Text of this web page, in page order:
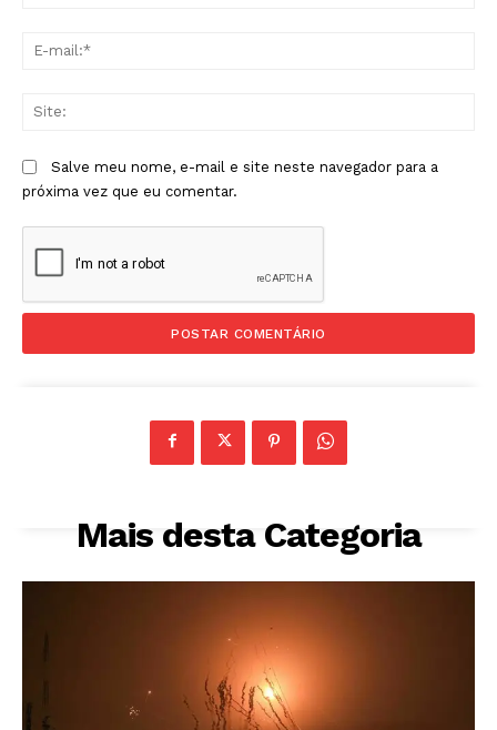
Salve meu nome, e-mail e site neste navegador para a
próxima vez que eu comentar.
Mais desta Categoria